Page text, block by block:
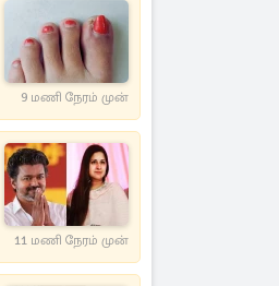
9 மணி நேரம் முன்
11 மணி நேரம் முன்